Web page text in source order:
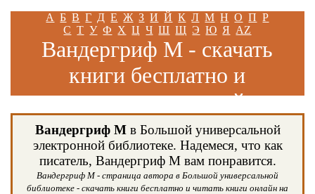
А Б В Г Д Е Ж З И Й К Л М Н О П Р
С Т У Ф Х Ц Ч Ш Щ Э Ю Я AZ
Вандергриф М - скачать
книги бесплатно и
читать книги онлайн
Вандергриф Мв Большой универсальной
электронной библиотеке. Надемеся, что как
писатель, Вандергриф М вам понравится.
Вандергриф М - страница автора в Большой универсальной
библиотеке - скачать книги бесплатно и читать книги онлайн на